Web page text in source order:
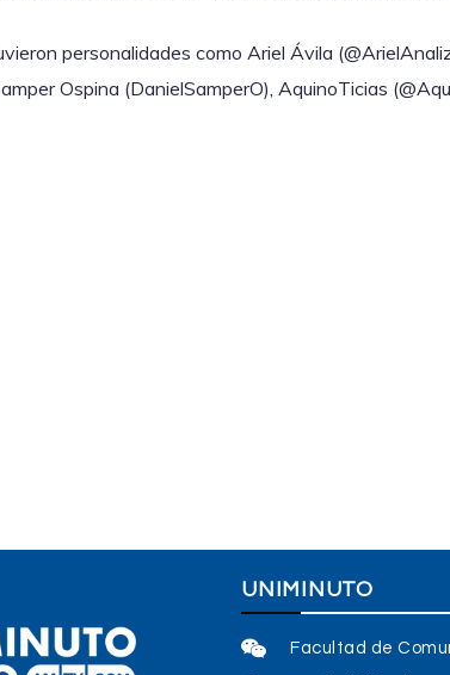
personalidades como Ariel Ávila
Ospina (DanielSamperO), AquinoTicias
UNIMINUTO
Facultad de